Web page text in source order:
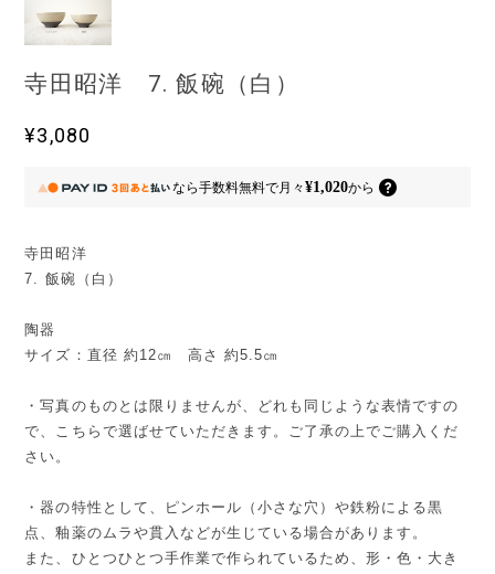
寺田昭洋 7. 飯碗（白）
¥3,080
なら手数料無料で月々¥1,020から
寺田昭洋
7. 飯碗（白）
陶器
サイズ：直径 約12㎝ 高さ 約5.5㎝
・写真のものとは限りませんが、どれも同じような表情ですの
で、こちらで選ばせていただきます。ご了承の上でご購入くだ
さい。
・器の特性として、ピンホール（小さな穴）や鉄粉による黒
点、釉薬のムラや貫入などが生じている場合があります。
また、ひとつひとつ手作業で作られているため、形・色・大き